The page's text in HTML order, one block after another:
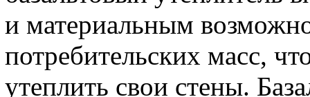
и материальным
потребительских масс,
утеплить свои стены.